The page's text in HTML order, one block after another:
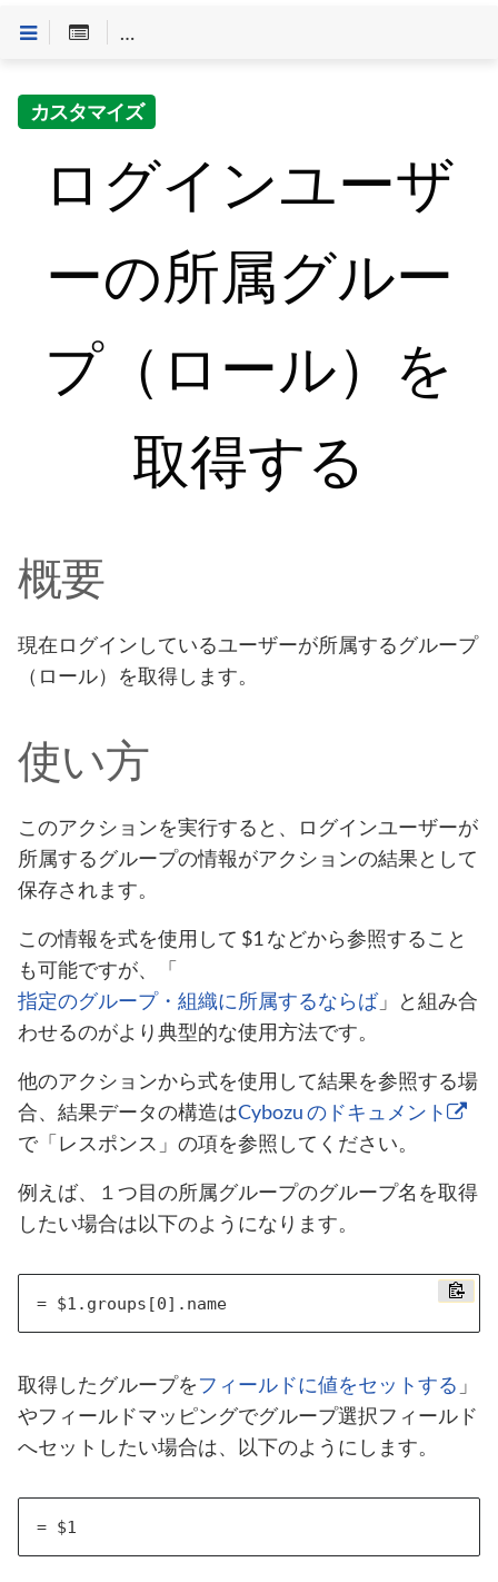
Customineドキュメントへようこそ
カスタマイズ
ログインユーザ
ーの所属グルー
プ（ロール）を
取得する
概要
現在ログインしているユーザーが所属するグループ
（ロール）を取得します。
使い方
このアクションを実行すると、ログインユーザーが
所属するグループの情報がアクションの結果として
保存されます。
この情報を式を使用して $1 などから参照すること
も可能ですが、「
指定のグループ・組織に所属するならば」と組み合
わせるのがより典型的な使用方法です。
他のアクションから式を使用して結果を参照する場
合、結果データの構造はCybozu のドキュメント
で「レスポンス」の項を参照してください。
例えば、１つ目の所属グループのグループ名を取得
したい場合は以下のようになります。
取得したグループをフィールドに値をセットする 」
やフィールドマッピングでグループ選択フィールド
へセットしたい場合は、以下のようにします。